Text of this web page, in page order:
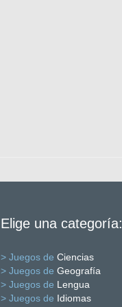
Elige una categoría:
> Juegos de Ciencias
> Juegos de Geografía
> Juegos de Lengua
> Juegos de Idiomas